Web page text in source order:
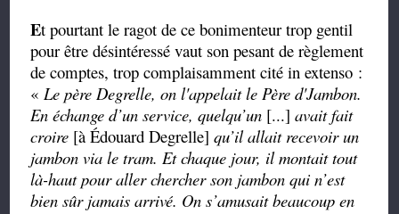
Et pourtant le ragot de ce bonimenteur trop gentil
pour être désintéressé vaut son pesant de règlement
de comptes, trop complaisamment cité in extenso :
« Le père Degrelle, on l'appelait le Père d'Jambon.
En échange d’un service, quelqu’un [...] avait fait
croire [à Édouard Degrelle]qu’il allait recevoir un
jambon via le tram. Et chaque jour, il montait tout
là-haut pour aller chercher son jambon qui n’est
bien sûr jamais arrivé. On s’amusait beaucoup en